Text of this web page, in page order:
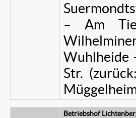
– Am
Wuhlheide
Str.
Betriebshof